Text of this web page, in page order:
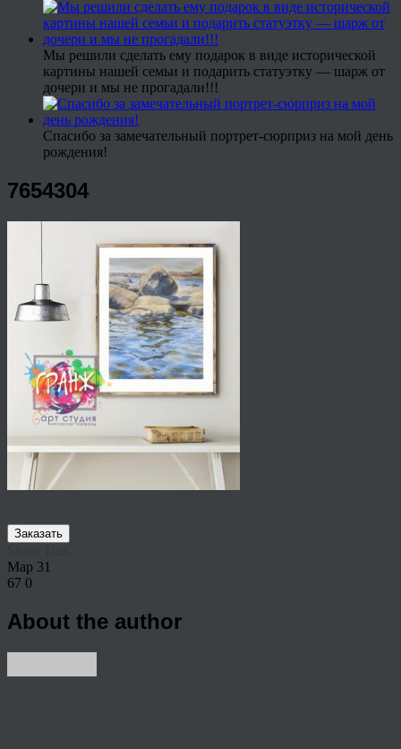
Мы решили сделать ему подарок в виде исторической
картины нашей семьи и подарить статуэтку — шарж от
дочери и мы не прогадали!!!
Спасибо за замечательный портрет-сюрприз на мой день
рождения!
7654304
Заказать
Мар 31
67 0
About the author